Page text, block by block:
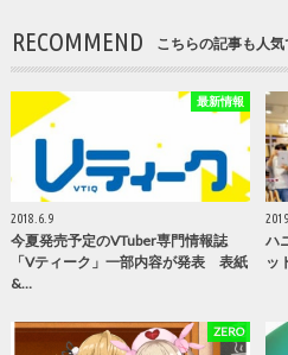
RECOMMEND こちらの記事も人気
最新情報
2018.6.9
今夏発売予定のVTuber専門情報誌
「Vティーク」一部内容が発表 表紙
&…
ハ
ッ
ZERO